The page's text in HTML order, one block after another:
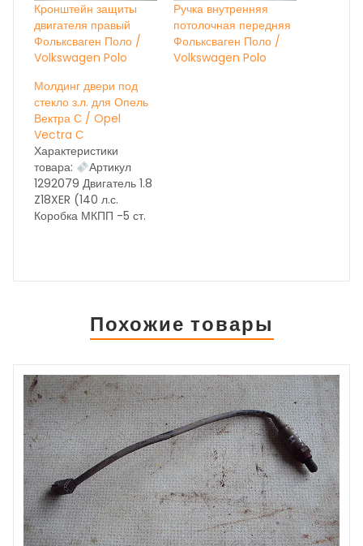
Кронштейн защиты
двигателя правый
Фольксваген Поло /
Volkswagen Polo
Ручка внутренняя
потолочная передняя
Фольксваген Поло /
Volkswagen Polo
Молдинг двери под
стекло з.л. для Опель
Вектра С / Opel
Vectra С
Характеристики
товара:
Артикул
1292079 Двигатель 1.8
Z18XER (140 л.с.
Коробка МКПП -5 ст.
КОРРЕКТИРОВКА
ЦЕН, УТОЧНЯЙТЕ ПО
Похожие товары